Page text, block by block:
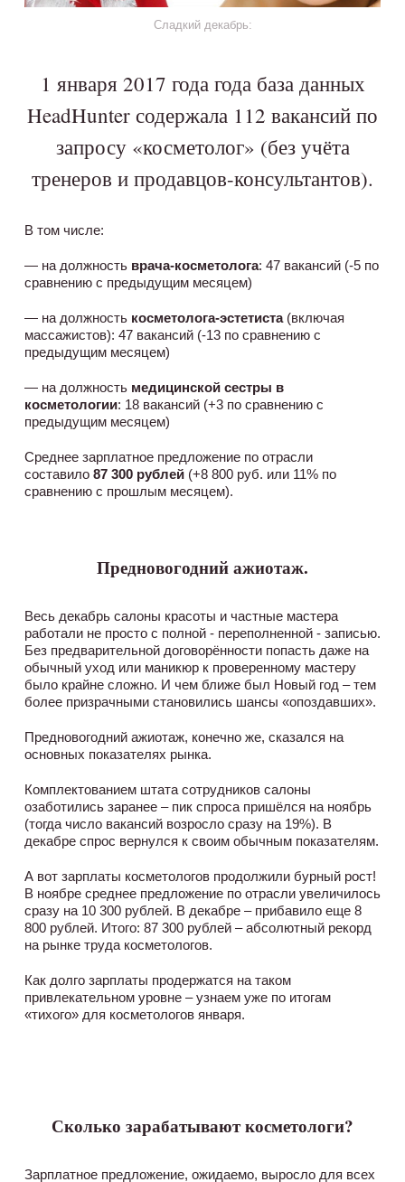
Сладкий декабрь:
1 января 2017 года года база данных
HeadHunter содержала 112 вакансий по
запросу «косметолог» (без учёта
тренеров и продавцов-консультантов).
В том числе:
— на должность врача-косметолога: 47 вакансий (-5 по
сравнению с предыдущим месяцем)
— на должность косметолога-эстетиста(включая
массажистов): 47 вакансий (-13 по сравнению с
предыдущим месяцем)
— на должность медицинской сестры в
косметологии: 18 вакансий (+3 по сравнению с
предыдущим месяцем)
Среднее зарплатное предложение по отрасли
составило 87 300 рублей(+8 800 руб. или 11% по
сравнению с прошлым месяцем).
Предновогодний ажиотаж.
Весь декабрь салоны красоты и частные мастера
работали не просто с полной - переполненной - записью.
Без предварительной договорённости попасть даже на
обычный уход или маникюр к проверенному мастеру
было крайне сложно. И чем ближе был Новый год – тем
более призрачными становились шансы «опоздавших».
Предновогодний ажиотаж, конечно же, сказался на
основных показателях рынка.
Комплектованием штата сотрудников салоны
озаботились заранее – пик спроса пришёлся на ноябрь
(тогда число вакансий возросло сразу на 19%). В
декабре спрос вернулся к своим обычным показателям.
А вот зарплаты косметологов продолжили бурный рост!
В ноябре среднее предложение по отрасли увеличилось
сразу на 10 300 рублей. В декабре – прибавило еще 8
800 рублей. Итого: 87 300 рублей – абсолютный рекорд
на рынке труда косметологов.
Как долго зарплаты продержатся на таком
привлекательном уровне – узнаем уже по итогам
«тихого» для косметологов января.
Сколько зарабатывают косметологи?
Зарплатное предложение, ожидаемо, выросло для всех